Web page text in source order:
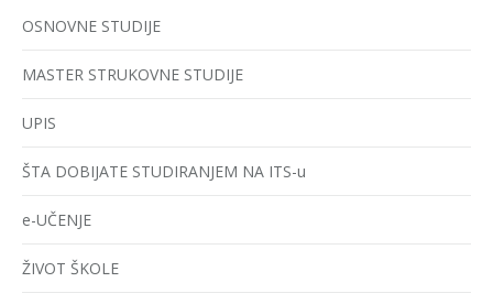
OSNOVNE STUDIJE
MASTER STRUKOVNE STUDIJE
UPIS
ŠTA DOBIJATE STUDIRANJEM NA ITS-u
e-UČENJE
ŽIVOT ŠKOLE